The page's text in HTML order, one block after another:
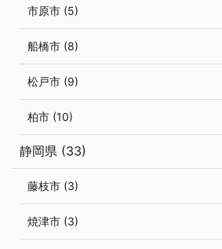
市原市 (5)
船橋市 (8)
松戸市 (9)
柏市 (10)
静岡県 (33)
藤枝市 (3)
焼津市 (3)